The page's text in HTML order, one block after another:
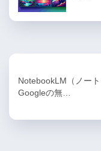
NotebookLM（ノー
Googleの無…